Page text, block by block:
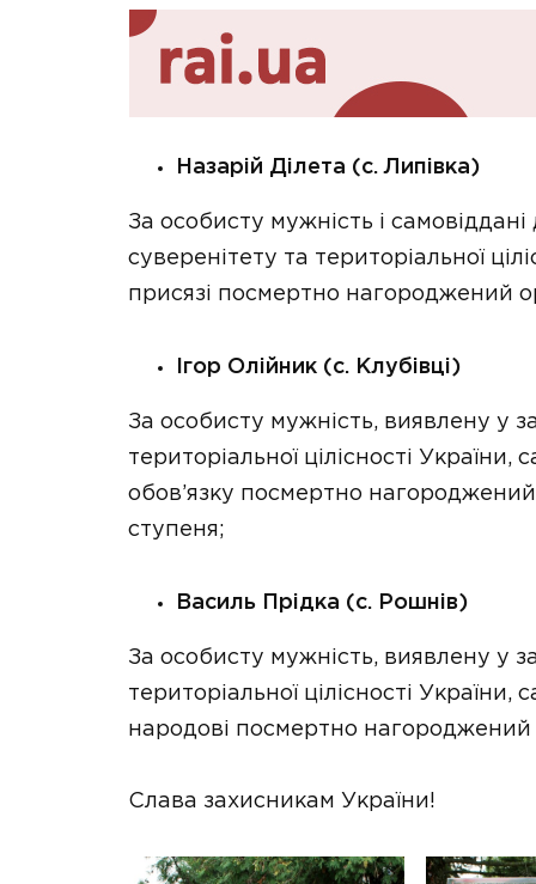
Назарій Ділета (с. Липівка)
За особисту мужність і самовіддані
суверенітету та територіальної
присязі посмертно нагороджений
Ігор Олійник (с. Клубівці)
За особисту мужність, виявлену у
територіальної цілісності
обов’язку посмертно
ступеня;
Василь Прідка (с. Рошнів)
За особисту мужність, виявлену у
територіальної цілісності
народові посмертно
Слава захисникам України!